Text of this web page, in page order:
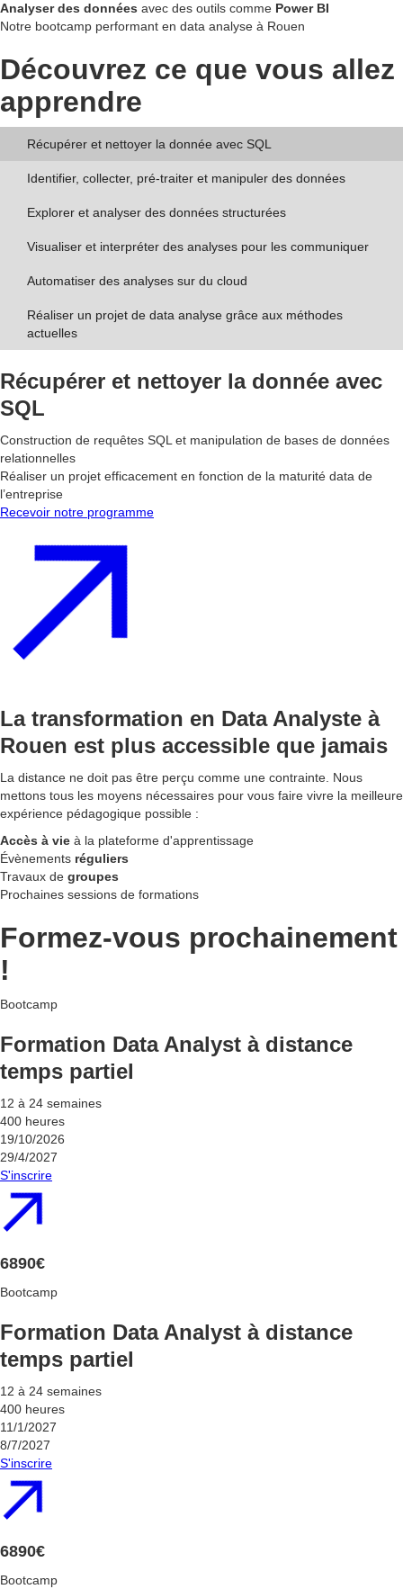
Analyser des données avec des outils comme Power BI
Notre bootcamp performant en data analyse à Rouen
Découvrez ce que vous allez
apprendre
Récupérer et nettoyer la donnée avec SQL
Identifier, collecter, pré-traiter et manipuler des données
Explorer et analyser des données structurées
Visualiser et interpréter des analyses pour les communiquer
Automatiser des analyses sur du cloud
Réaliser un projet de data analyse grâce aux méthodes
actuelles
Récupérer et nettoyer la donnée avec
SQL
Construction de requêtes SQL et manipulation de bases de données
relationnelles
Réaliser un projet efficacement en fonction de la maturité data de
l’entreprise
Recevoir notre programme
La transformation en Data Analyste à
Rouen est plus accessible que jamais
La distance ne doit pas être perçu comme une contrainte. Nous
mettons tous les moyens nécessaires pour vous faire vivre la meilleure
expérience pédagogique possible :
Accès à vie à la plateforme d'apprentissage
Évènements réguliers
Travaux de groupes
Prochaines sessions de formations
Formez-vous prochainement
!
Bootcamp
Formation Data Analyst à distance
temps partiel
12 à 24 semaines
400 heures
19/10/2026
29/4/2027
S'inscrire
6890€
Bootcamp
Formation Data Analyst à distance
temps partiel
12 à 24 semaines
400 heures
11/1/2027
8/7/2027
S'inscrire
6890€
Bootcamp